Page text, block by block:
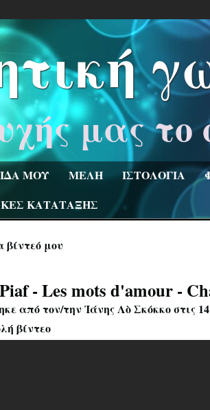
μας το
ΜΟΥ ΜΕΛΗ ΙΣΤΟΛΟΓΙΑ
ΚΑΤΑΤΑΞΗΣ
βίντεό μου
- Les mots d'amour -
από τον/τηνἸάνης Λὸ Σκόκκοστις
βίντεο